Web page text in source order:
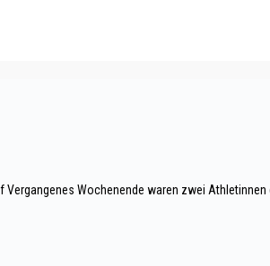
Wochenende waren zwei Athletinnen